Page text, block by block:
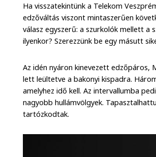
Ha visszatekintünk a Telekom
edzőváltás viszont mintaszerűen
válasz egyszerű: a szurkolók mellett a
ilyenkor? Szerezzünk be egy másutt
Az idén nyáron kinevezett edzőpáros,
lett leültetve a bakonyi kispadra.
amelyhez idő kell. Az intervallumba
nagyobb hullámvölgyek.
tartózkodtak.